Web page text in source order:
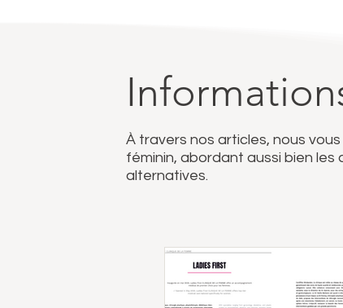
À travers nos articles, nous
féminin, abordant aussi bien
alternatives.